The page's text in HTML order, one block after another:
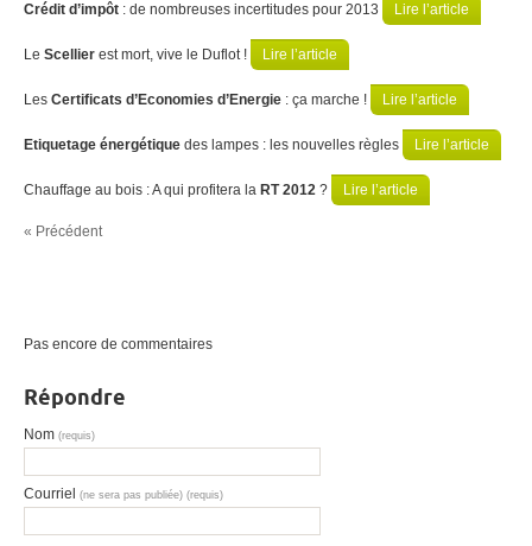
Crédit d’impôt : de nombreuses incertitudes pour 2013 Lire l’article
Le Scellier est mort, vive le Duflot ! Lire l’article
Les Certificats d’Economies d’Energie : ça marche ! Lire l’article
Etiquetage énergétique des lampes : les nouvelles règles Lire l’article
Chauffage au bois : A qui profitera la RT 2012 ? Lire l’article
« Précédent
Pas encore de commentaires
Répondre
Nom (requis)
Courriel (ne sera pas publiée) (requis)